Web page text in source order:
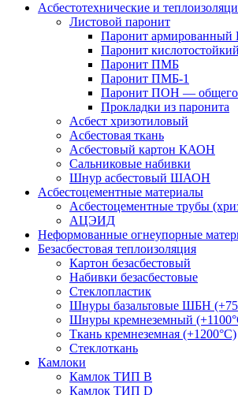
Асбестотехнические и
Листовой паронит
Паронит
Паронит
Паронит ПМБ
Паронит ПМБ-1
Паронит ПОН — общего
Прокладки из паронита
Асбест хризотиловый
Асбестовая ткань
Асбестовый картон КАОН
Сальниковые набивки
Шнур асбестовый ШАОН
Асбестоцементные материалы
Асбестоцементные трубы
АЦЭИД
Неформованные огнеупорные
Безасбестовая теплоизоляция
Картон безасбестовый
Набивки безасбестовые
Стеклопластик
Шнуры базальтовые ШБН
Шнуры кремнеземный
Ткань кремнеземная (+1200°С)
Стеклоткань
Камлоки
Камлок ТИП B
Камлок ТИП D